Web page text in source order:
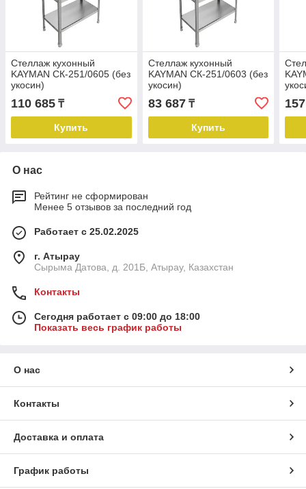
Стеллаж кухонный
KAYMAN СК-251/0605 (без
укосин)
110 685 ₸
Купить
Стеллаж кухонный
KAYMAN СК-251/0603 (без
укосин)
83 687₸
Купить
О нас
Рейтинг не сформирован
Менее 5 отзывов за последний год
Работает с 25.02.2025
г. Атырау
Сырыма Датова, д. 201Б, Атырау, Казахстан
Контакты
Сегодня работает с 09:00 до 18:00
Показать весь график работы
О нас
Контакты
Доставка и оплата
График работы